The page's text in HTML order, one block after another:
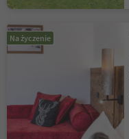
Na życzenie